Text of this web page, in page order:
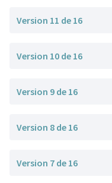
Version 11 de 16
Version 10 de 16
Version 9 de 16
Version 8 de 16
Version 7 de 16